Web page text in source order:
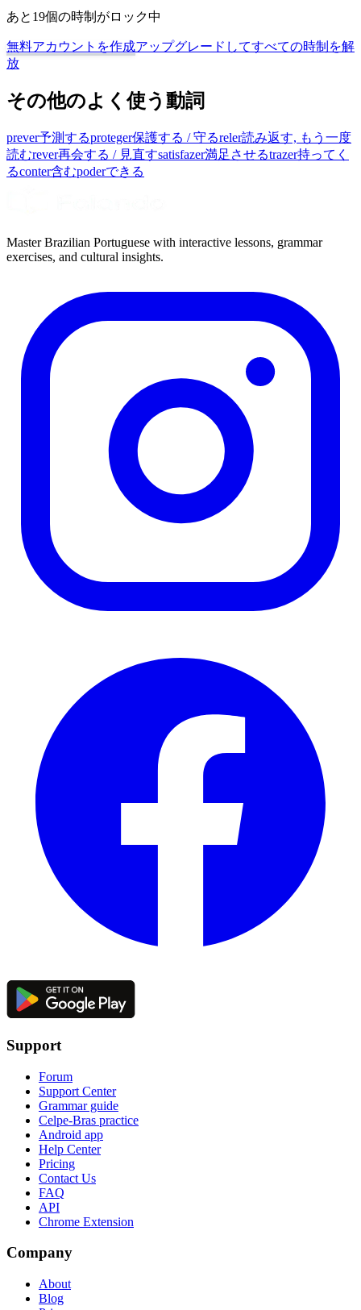
あと19個の時制がロック中
無料アカウントを作成アップグレードしてすべての時制を解
放
その他のよく使う動詞
prever予測するproteger保護する / 守るreler読み返す, もう一度
読むrever再会する / 見直すsatisfazer満足させるtrazer持ってく
るconter含むpoderできる
Master Brazilian Portuguese with interactive lessons, grammar
exercises, and cultural insights.
Support
Forum
Support Center
Grammar guide
Celpe-Bras practice
Android app
Help Center
Pricing
Contact Us
FAQ
API
Chrome Extension
Company
About
Blog